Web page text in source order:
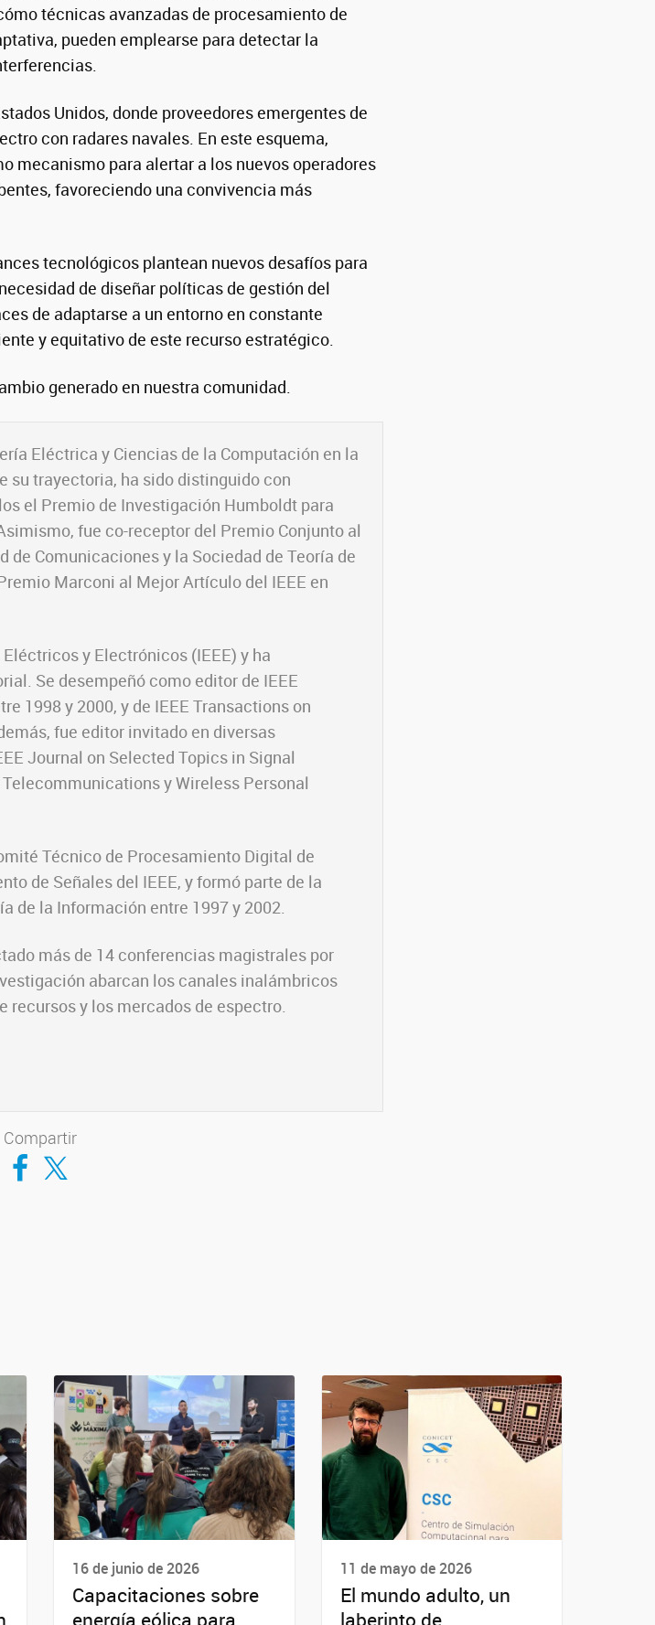
técnicas avanzadas de procesamiento de
pueden emplearse para detectar la
Unidos, donde proveedores emergentes de
con radares navales. En este esquema,
mecanismo para alertar a los nuevos operadores
favoreciendo una convivencia más
tecnológicos plantean nuevos desafíos para
de diseñar políticas de gestión del
de adaptarse a un entorno en constante
y equitativo de este recurso estratégico.
generado en nuestra comunidad.
Eléctrica y Ciencias de la Computación en la
su trayectoria, ha sido distinguido con
el Premio de Investigación Humboldt para
fue co-receptor del Premio Conjunto al
Comunicaciones y la Sociedad de Teoría de
Marconi al Mejor Artículo del IEEE en
y Electrónicos (IEEE) y ha
Se desempeñó como editor de IEEE
1998 y 2000, y de IEEE Transactions on
fue editor invitado en diversas
Journal on Selected Topics in Signal
y Wireless Personal
Técnico de Procesamiento Digital de
de Señales del IEEE, y formó parte de la
de la Información entre 1997 y 2002.
más de 14 conferencias magistrales por
abarcan los canales inalámbricos
y los mercados de espectro.
Compartir
Compartir en Facebook
Compartir en Twitter
16 de junio de 2026
Capacitaciones sobre
energía eólica para
11 de mayo de 2026
El mundo adulto, un
laberinto de